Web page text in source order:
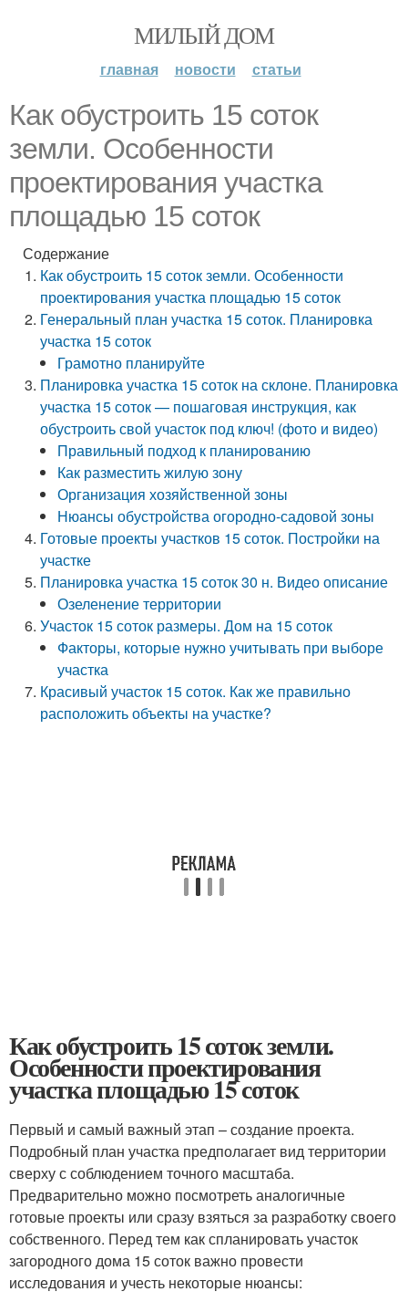
МИЛЫЙ ДОМ
главная новости статьи
Как обустроить 15 соток
земли. Особенности
проектирования участка
площадью 15 соток
Содержание
Как обустроить 15 соток земли. Особенности
проектирования участка площадью 15 соток
Генеральный план участка 15 соток. Планировка
участка 15 соток
Грамотно планируйте
Планировка участка 15 соток на склоне. Планировка
участка 15 соток — пошаговая инструкция, как
обустроить свой участок под ключ! (фото и видео)
Правильный подход к планированию
Как разместить жилую зону
Организация хозяйственной зоны
Нюансы обустройства огородно-садовой зоны
Готовые проекты участков 15 соток. Постройки на
участке
Планировка участка 15 соток 30 н. Видео описание
Озеленение территории
Участок 15 соток размеры. Дом на 15 соток
Факторы, которые нужно учитывать при выборе
участка
Красивый участок 15 соток. Как же правильно
расположить объекты на участке?
Как обустроить 15 соток земли.
Особенности проектирования
участка площадью 15 соток
Первый и самый важный этап – создание проекта.
Подробный план участка предполагает вид территории
сверху с соблюдением точного масштаба.
Предварительно можно посмотреть аналогичные
готовые проекты или сразу взяться за разработку своего
собственного. Перед тем как спланировать участок
загородного дома 15 соток важно провести
исследования и учесть некоторые нюансы: